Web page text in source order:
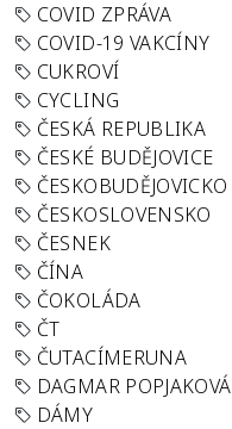
COVID ZPRÁVA
COVID-19 VAKCÍNY
CUKROVÍ
CYCLING
ČESKÁ REPUBLIKA
ČESKÉ BUDĚJOVICE
ČESKOBUDĚJOVICKO
ČESKOSLOVENSKO
ČESNEK
ČÍNA
ČOKOLÁDA
ČT
ČUTACÍMERUNA
DAGMAR POPJAKOVÁ
DÁMY